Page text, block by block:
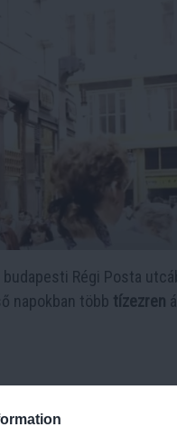
Régi Posta
napokban több tízezren
segítve a finnek